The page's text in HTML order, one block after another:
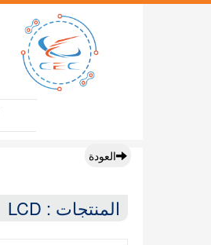
العودة
المنتجات : LCD